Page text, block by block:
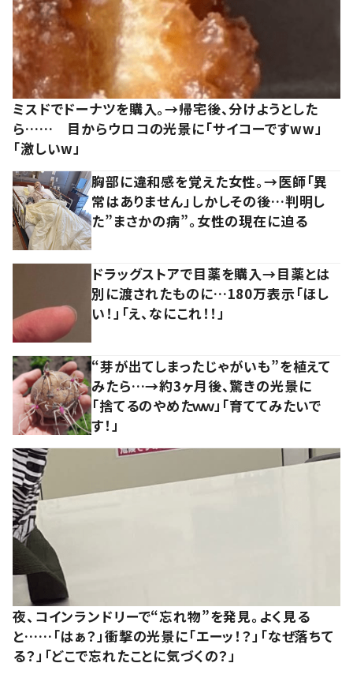
ミスドでドーナツを購入。→帰宅後、分けようとした
ら…… 目からウロコの光景に「サイコーですww」
「激しいw」
胸部に違和感を覚えた女性。→医師「異
常はありません」しかしその後…判明し
た”まさかの病”。女性の現在に迫る
ドラッグストアで目薬を購入→目薬とは
別に渡されたものに…180万表示「ほし
い！」「え、なにこれ！！」
“芽が出てしまったじゃがいも”を植えて
みたら…→約3ヶ月後、驚きの光景に
「捨てるのやめたｗｗ」「育ててみたいで
す！」
夜、コインランドリーで“忘れ物”を発見。よく見る
と……「はぁ？」衝撃の光景に「エーッ！？」「なぜ落ちて
る？」「どこで忘れたことに気づくの？」